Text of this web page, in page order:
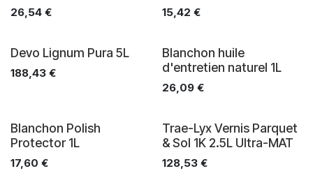
26,54 € 15,42 €
Devo Lignum Pura 5L
188,43 €
Blanchon huile
d'entretien naturel 1L
26,09€
Blanchon Polish
Protector 1L
17,60 €
Trae-Lyx Vernis Parquet
& Sol 1K 2.5L Ultra-MAT
128,53€